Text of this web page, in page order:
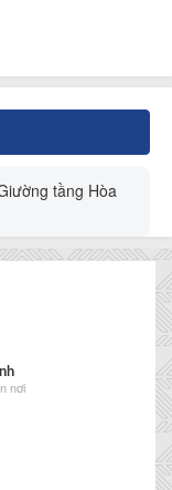
tầng Hòa
nơi